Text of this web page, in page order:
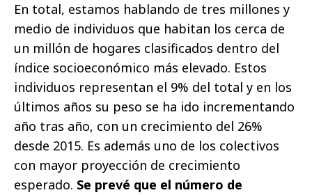
En total, estamos hablando de tres millones y
medio de individuos que habitan los cerca de
un millón de hogares clasificados dentro del
índice socioeconómico más elevado. Estos
individuos representan el 9% del total y en los
últimos años su peso se ha ido incrementando
año tras año, con un crecimiento del 26%
desde 2015. Es además uno de los colectivos
con mayor proyección de crecimiento
esperado. Se prevé que el número de